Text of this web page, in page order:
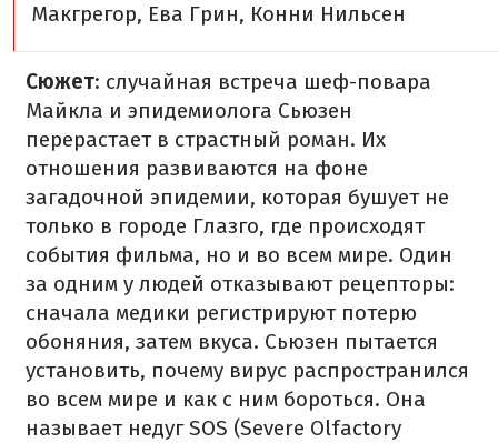
Макгрегор, Ева Грин, Конни Нильсен
Сюжет: случайная встреча шеф-повара
Майкла и эпидемиолога Сьюзен
перерастает в страстный роман. Их
отношения развиваются на фоне
загадочной эпидемии, которая бушует не
только в городе Глазго, где происходят
события фильма, но и во всем мире. Один
за одним у людей отказывают рецепторы:
сначала медики регистрируют потерю
обоняния, затем вкуса. Сьюзен пытается
установить, почему вирус распространился
во всем мире и как с ним бороться. Она
называет недуг SOS (Severe Olfactory